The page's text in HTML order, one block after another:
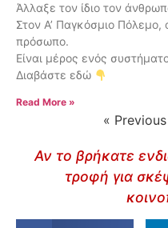
Άλλαξε τον ίδιο τον
Στον Α’ Παγκόσμιο Πόλεμο,
πρόσωπο.
Είναι μέρος ενός
Διαβάστε εδώ
Read More »
« Previous
Αν το βρήκατε
τροφή για